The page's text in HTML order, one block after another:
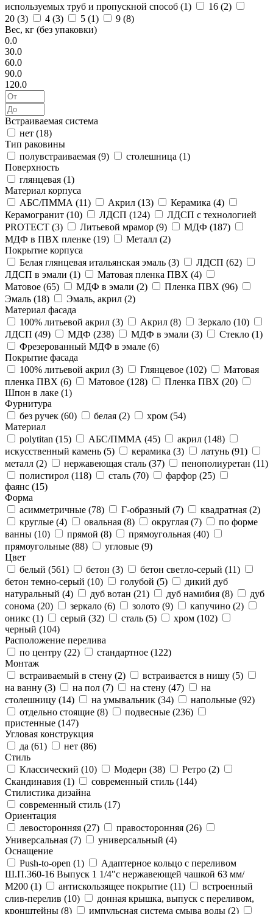
используемых труб и пропускной способ (1) 16 (2)
20 (3) 4 (3) 5 (1) 9 (8)
Вес, кг (без упаковки)
0.0
30.0
60.0
90.0
120.0
Встраиваемая система
нет (18)
Тип раковины
полувстраиваемая (9) столешница (1)
Поверхность
глянцевая (1)
Материал корпуса
АБС/ПММА (11) Акрил (13) Керамика (4)
Керамогранит (10) ЛДСП (124)
ЛДСП с технологией
PROTECT (3) Литьевой мрамор (9) МДФ (187)
МДФ в ПВХ пленке (19) Металл (2)
Покрытие корпуса
Белая глянцевая итальянская эмаль (3) ЛДСП (62)
ЛДСП в эмали (1) Матовая пленка ПВХ (4)
Матовое (65) МДФ в эмали (2) Пленка ПВХ (96)
Эмаль (18) Эмаль, акрил (2)
Материал фасада
100% литьевой акрил (3) Акрил (8) Зеркало (10)
ЛДСП (49) МДФ (238) МДФ в эмали (3) Стекло (1)
Фрезерованный МДФ в эмале (6)
Покрытие фасада
100% литьевой акрил (3) Глянцевое (102)
Матовая
пленка ПВХ (6) Матовое (128) Пленка ПВХ (20)
Шпон в лаке (1)
Фурнитура
без ручек (60) белая (2) хром (54)
Материал
polytitan (15) АБС/ПММА (45) акрил (148)
искусственный камень (5) керамика (3) латунь (91)
металл (2) нержавеющая сталь (37) пенополиуретан (11)
полистирол (118) сталь (70) фарфор (25)
фаянс (15)
Форма
асимметричные (78) Г-образный (7) квадратная (2)
круглые (4) овальная (8) округлая (7)
по форме
ванны (10) прямой (8) прямоугольная (40)
прямоугольные (88) угловые (9)
Цвет
белый (561) бетон (3) бетон светло-серый (11)
бетон темно-серый (10) голубой (5)
дикий дуб
натуральный (4) дуб вотан (21) дуб намибия (8)
дуб
сонома (20) зеркало (6) золото (9) капучино (2)
оникс (1) серый (32) сталь (5) хром (102)
черный (104)
Расположение перелива
по центру (22) стандартное (122)
Монтаж
встраиваемый в стену (2) встраивается в нишу (5)
на ванну (3) на пол (7) на стену (47)
на
столешницу (14) на умывальник (34) напольные (92)
отдельно стоящие (8) подвесные (236)
пристенные (147)
Угловая конструкция
да (61) нет (86)
Стиль
Классический (10) Модерн (38) Ретро (2)
Скандинавия (1) современный стиль (144)
Стилистика дизайна
современный стиль (17)
Ориентация
левосторонняя (27) правосторонняя (26)
Универсальная (7) универсальный (4)
Оснащение
Push-to-open (1)
Адаптерное кольцо с переливом
Ш.П.360-16 Выпуск 1 1/4"с нержавеющей чашкой 63 мм/
М200 (1) антискользящее покрытие (11)
встроенный
слив-перелив (10)
донная крышка, выпуск с переливом,
кронштейны (8) импульсная система смыва воды (2)